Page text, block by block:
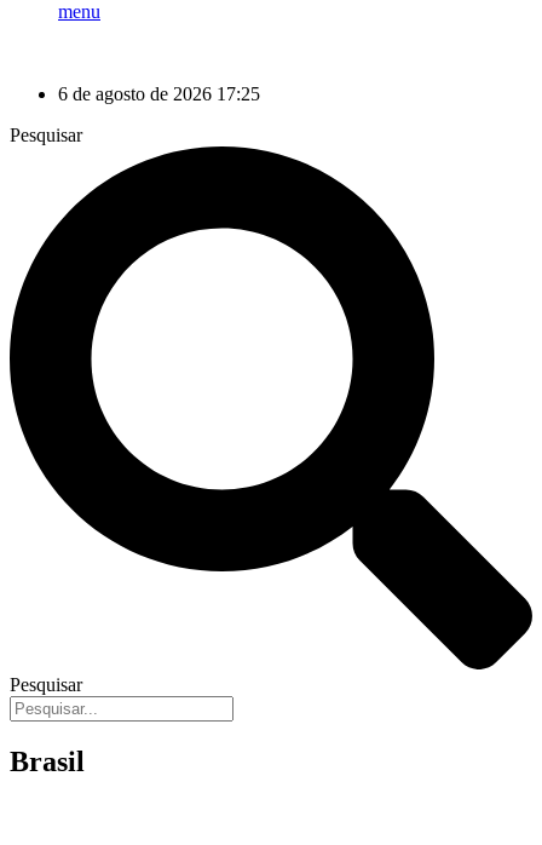
menu
6 de agosto de 2026 17:25
Pesquisar
Pesquisar
Brasil